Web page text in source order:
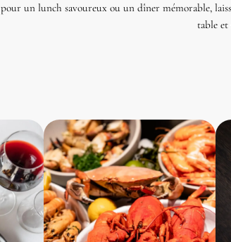
pour un lunch savoureux ou un dîner mémorable,
table et